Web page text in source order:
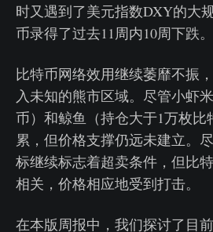
时又遇到了美元指数DXY的大
币录得了过去11周内10周下跌。
比特币网络效用继续萎靡不振
入未知的熊市区域。尽管小虾
币）和鲸鱼（持仓大于1万枚比
累，但价格支撑仍远未建立。
标继续标志着超卖条件，但比
相关，价格相应地受到打击。
在本版周报中，我们探讨了目